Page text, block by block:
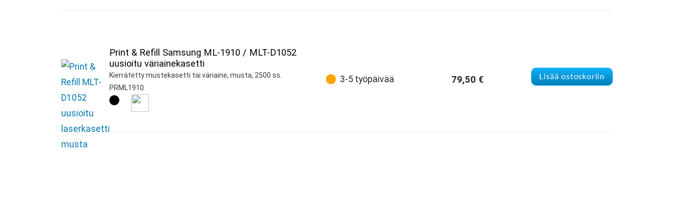
Print & Refill Samsung ML-1910 / MLT-D1052
uusioitu väriainekasetti
Kierrätetty mustekasetti tai väriaine, musta, 2500 ss.
PRML1910
3-5 työpäivää 79,50 € Lisää ostoskoriin